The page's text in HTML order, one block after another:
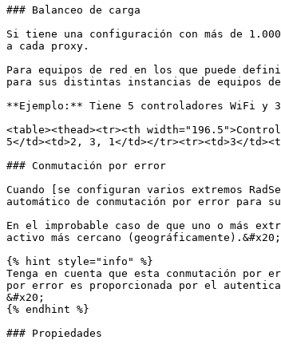
### Balanceo de carga
Si tiene una configuración con más de
a cada proxy.
Para equipos de red en los que puede
para sus distintas instancias de equipos
**Ejemplo:** Tiene 5 controladores WiFi y
<table><thead><tr><th
5</td><td>2, 3, 1</td></tr><tr><td>3</
### Conmutación por error
Cuando [se configuran varios extremos
automático de conmutación por error para
En el improbable caso de que uno o más
activo más cercano (geográficamente).&#x20;
{% hint style="info" %}
Tenga en cuenta que esta conmutación
por error es proporcionada por el
&#x20;
{% endhint %}
### Propiedades